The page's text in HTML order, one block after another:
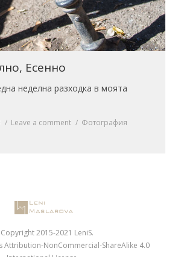
Есенно
неделна разходка в моята
Leave a comment
Фотография
2015-2021 LeniS.
Attribution-NonCommercial-ShareAlike 4.0